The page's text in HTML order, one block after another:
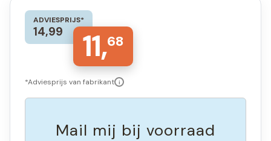
ADVIESPRIJS*
14,99 11,68
*Adviesprijs van fabrikant i
Mail mij bij voorraad